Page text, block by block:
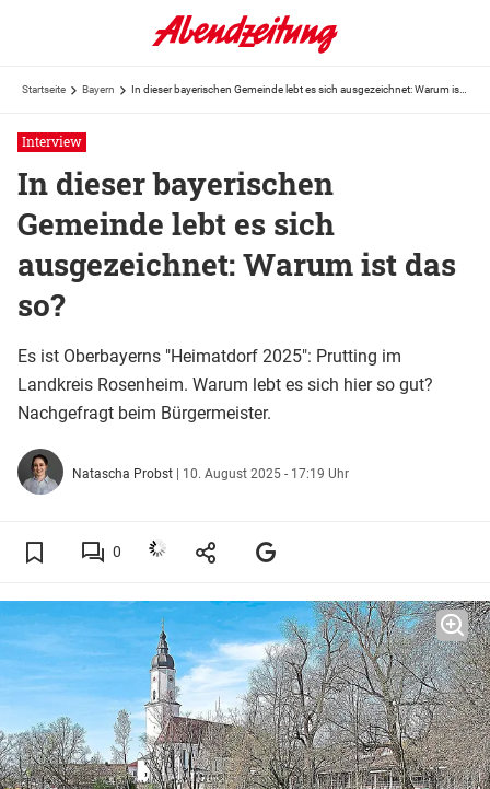
Startseite Bayern
Interview
In dieser bayerischen
Gemeinde lebt es sich
ausgezeichnet: Warum ist das
so?
Es ist Oberbayerns "Heimatdorf 2025": Prutting im
Landkreis Rosenheim. Warum lebt es sich hier so gut?
Nachgefragt beim Bürgermeister.
Natascha Probst | 10. August 2025 - 17:19 Uhr
0